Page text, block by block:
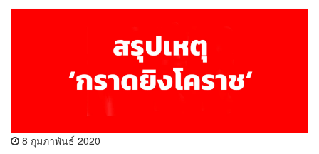
8 กุมภาพันธ์ 2020